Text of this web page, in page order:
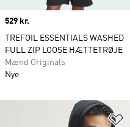
Price
529 kr.
TREFOIL ESSENTIALS WASHED
FULL ZIP LOOSE HÆTTETRØJE
Mænd Originals
Nye